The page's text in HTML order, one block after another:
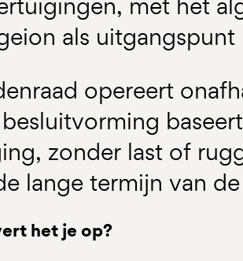
als uitgangspunt
opereert
zonder last of
lange termijn van
het je op?